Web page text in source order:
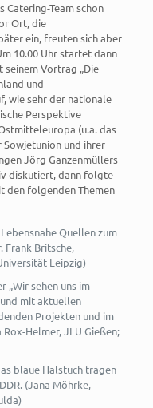
Catering-Team schon
Ort, die
ein, freuten sich aber
10.00 Uhr startet dann
seinem Vortrag „Die
und
wie sehr der nationale
Perspektive
(u.a. das
und ihrer
Jörg Ganzenmüllers
diskutiert, dann folgte
den folgenden Themen
Quellen zum
Frank Britsche,
Leipzig)
„Wir sehen uns im
mit aktuellen
Projekten und im
Helmer, JLU Gießen;
blaue Halstuch tragen
(Jana Möhrke,